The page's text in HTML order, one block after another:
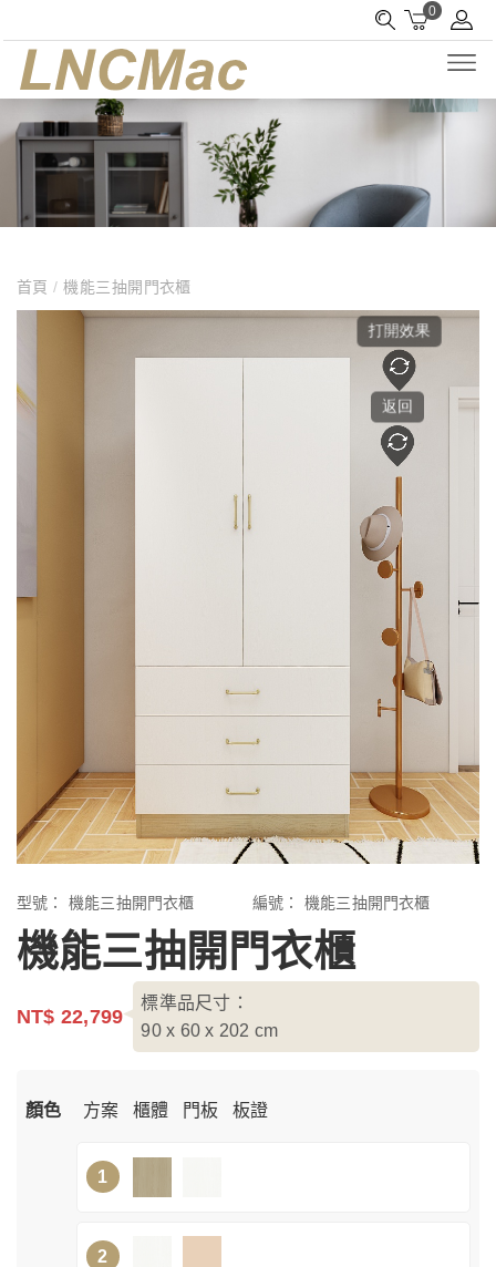
0
首頁/ 機能三抽開門衣櫃
型號： 機能三抽開門衣櫃 編號： 機能三抽開門衣櫃
機能三抽開門衣櫃
NT$ 22,799
標準品尺寸：
90 x 60 x 202 cm
顏色 方案 櫃體 門板 板證
1
2